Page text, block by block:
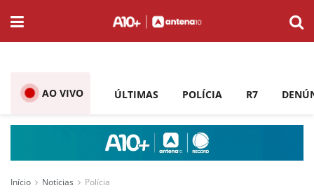
AO VIVO ÚLTIMAS POLÍCIA R7
Início Notícias Polícia